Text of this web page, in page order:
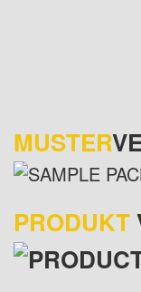
MUSTER
PRODUKT